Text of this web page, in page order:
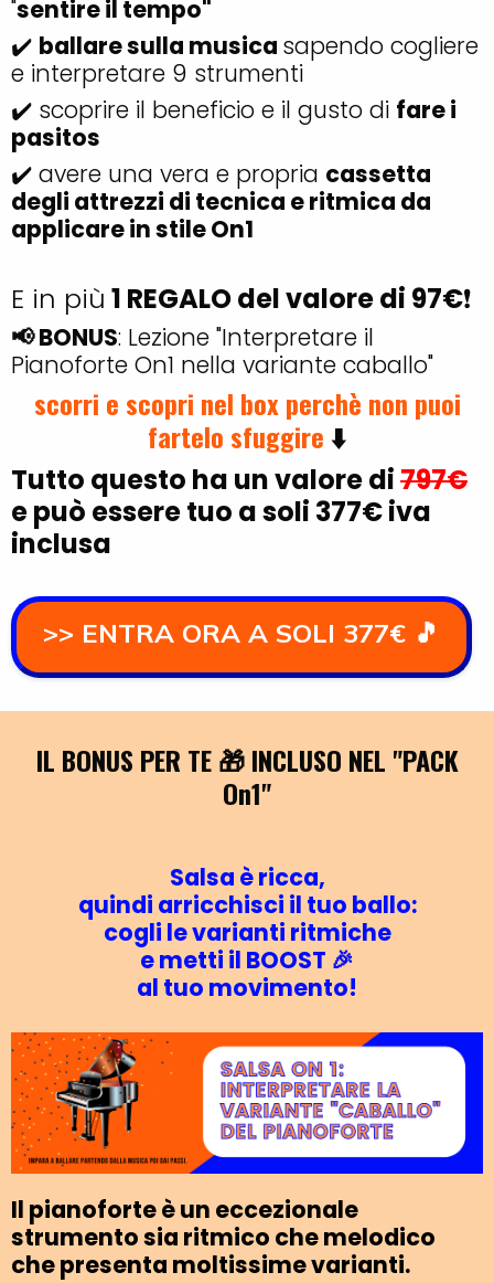
"sentire il tempo"
✔️ ballare sulla musica sapendo cogliere
e interpretare 9 strumenti
✔️ scoprire il beneficio e il gusto di fare i
pasitos
✔️ avere una vera e propria cassetta
degli attrezzi di tecnica e ritmica da
applicare in stile On1
E in più 1 REGALO del valore di 97€❗
📢 BONUS: Lezione "Interpretare il
Pianoforte On1 nella variante caballo"
scorri e scopri nel box perchè non puoi
fartelo sfuggire ⬇️
Tutto questo ha un valore di797€
e può essere tuo a soli 377€ iva
inclusa
>> ENTRA ORA A SOLI 377€ 🎵
IL BONUS PER TE 🎁 INCLUSO NEL "PACK
On1"
Salsa è ricca,
quindi arricchisci il tuo ballo:
cogli le varianti ritmiche
e metti il BOOST 🎉
al tuo movimento!
Il pianoforte è un eccezionale
strumento sia ritmico che melodico
che presenta moltissime varianti.